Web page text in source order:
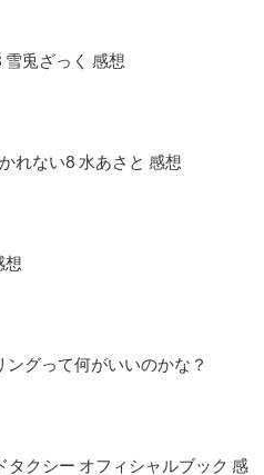
兎ざっく 感想
れない8 水あさと 感想
想
ングって何がいいのかな？
タクシー オフィシャルブック 感